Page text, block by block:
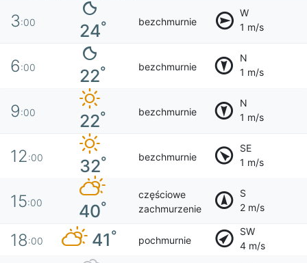
3:00 24° bezchmurnie
W
1 m/s
6:00 22° bezchmurnie
N
1 m/s
9:00 22° bezchmurnie
N
1 m/s
12:00 32° bezchmurnie
SE
1 m/s
15:00 40°
częściowe
zachmurzenie
S
2 m/s
18:00 41° pochmurnie
SW
4 m/s